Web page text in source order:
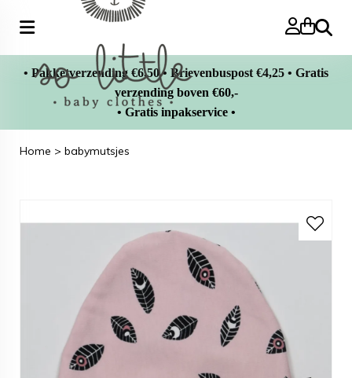
Zoeken
• Pakketverzending €6,50 • Brievenbuspost €4,25 • Gratis
verzending boven €60,-
• Gratis inpakservice •
Home > babymutsjes